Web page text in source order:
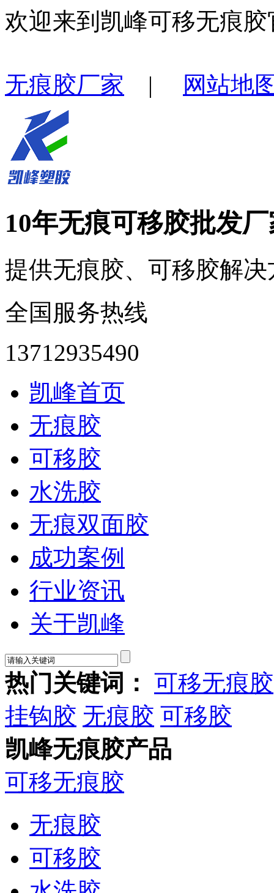
欢迎来到凯峰可移无痕
无痕胶厂家 | 网站地
10年无痕可移胶批发
提供无痕胶、可移胶解决
全国服务热线
13712935490
凯峰首页
无痕胶
可移胶
水洗胶
无痕双面胶
成功案例
行业资讯
关于凯峰
热门关键词： 可移无痕胶
挂钩胶 无痕胶 可移胶
凯峰无痕胶产品
可移无痕胶
无痕胶
可移胶